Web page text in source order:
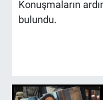
Konuşmaların
bulundu.